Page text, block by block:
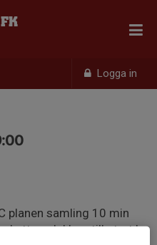
Logga in
planen samling 10 min
och klara till start !